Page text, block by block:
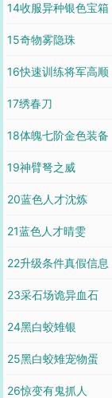
14收服异种银色宝箱
15奇物雾隐珠
16快速训练将军高顺
17绣春刀
18体魄七阶金色装备
19神臂弩之威
20蓝色人才沈炼
21蓝色人才晴雯
22升级条件真假信息
23采石场诡异血石
24黑白蛟雉银
25黑白蛟雉宠物蛋
26惊变有鬼抓人